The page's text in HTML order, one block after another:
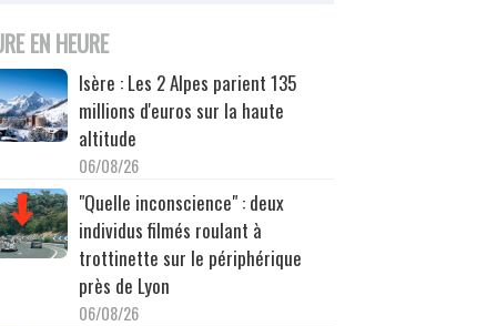
EN HEURE
Isère : Les 2 Alpes parient 135
millions d'euros sur la haute
altitude
06/08/26
"Quelle inconscience" : deux
individus filmés roulant à
trottinette sur le périphérique
près de Lyon
06/08/26